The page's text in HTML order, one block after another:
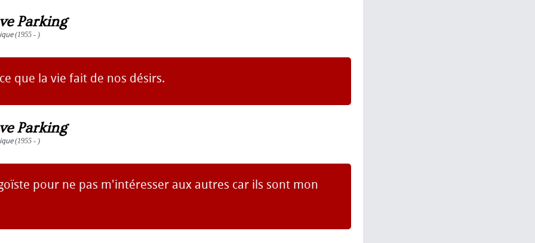
Parking
(1955 - )
que la vie fait de nos désirs.
Parking
(1955 - )
pour ne pas m'intéresser aux autres car ils sont mon